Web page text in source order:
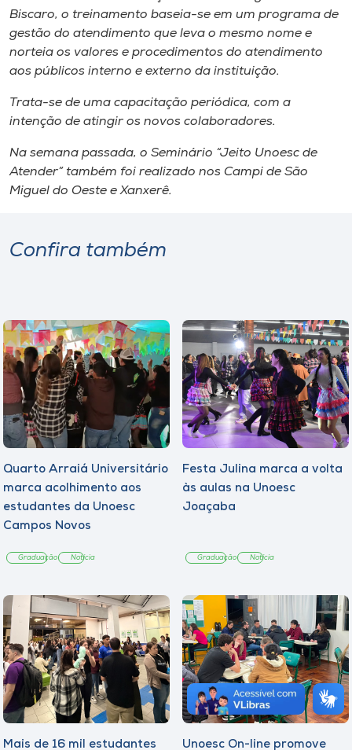
Rádio
Museu
Unoesc
Store
Selecione
Biscaro, o treinamento baseia-se em um programa de
gestão do atendimento que leva o mesmo nome e
norteia os valores e procedimentos do atendimento
aos públicos interno e externo da instituição.
Trata-se de uma capacitação periódica, com a
intenção de atingir os novos colaboradores.
Na semana passada, o Seminário “Jeito Unoesc de
Atender” também foi realizado nos Campi de São
Miguel do Oeste e Xanxerê.
Confira também
Quarto Arraiá Universitário
marca acolhimento aos
estudantes da Unoesc
Campos Novos
Graduação Notícia
Festa Julina marca a volta
às aulas na Unoesc
Joaçaba
Graduação Notícia
Mais de 16 mil estudantes Unoesc On-line promove